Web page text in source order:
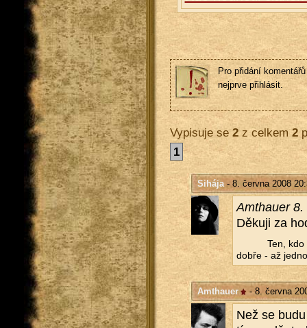
Pro přidání
nejprve přihlásit.
Vypisuje se2z celkem2
1
Sihája- 8. června 2008
Am­thauer 8.
Dě­ku­ji za
Ten,
dobře - až
Amthauer - 8. června
Než se